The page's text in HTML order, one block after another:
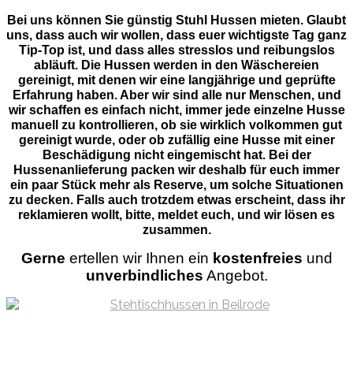
Bei uns können Sie günstig Stuhl Hussen mieten. Glaubt
uns, dass auch wir wollen, dass euer wichtigste Tag ganz
Tip-Top ist, und dass alles stresslos und reibungslos
abläuft. Die Hussen werden in den Wäschereien
gereinigt, mit denen wir eine langjährige und geprüfte
Erfahrung haben. Aber wir sind alle nur Menschen, und
wir schaffen es einfach nicht, immer jede einzelne Husse
manuell zu kontrollieren, ob sie wirklich volkommen gut
gereinigt wurde, oder ob zufällig eine Husse mit einer
Beschädigung nicht eingemischt hat. Bei der
Hussenanlieferung packen wir deshalb für euch immer
ein paar Stück mehr als Reserve, um solche Situationen
zu decken. Falls auch trotzdem etwas erscheint, dass ihr
reklamieren wollt, bitte, meldet euch, und wir lösen es
zusammen.
Gerne ertellen wir Ihnen ein kostenfreies und
unverbindliches Angebot.